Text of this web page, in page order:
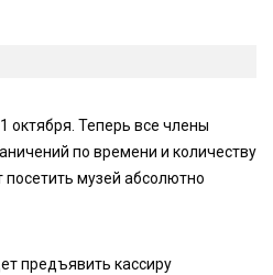
октября. Теперь все члены
по времени и количеству
музей абсолютно
предъявить кассиру